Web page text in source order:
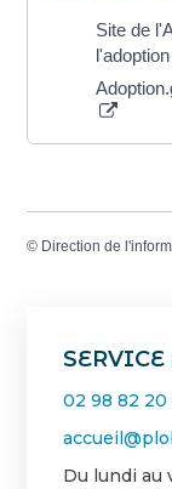
02 98 82 20
Du lundi au
Site de
© Direction de